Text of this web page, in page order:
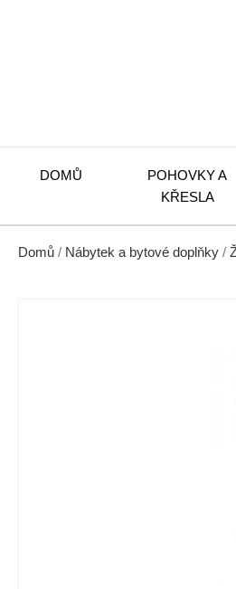
DOMŮ
POHOVKY A
KŘESLA
Domů / Nábytek a bytové doplňky /